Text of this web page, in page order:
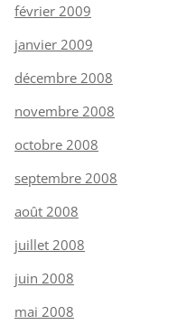
février 2009
janvier 2009
décembre 2008
novembre 2008
octobre 2008
septembre 2008
août 2008
juillet 2008
juin 2008
mai 2008